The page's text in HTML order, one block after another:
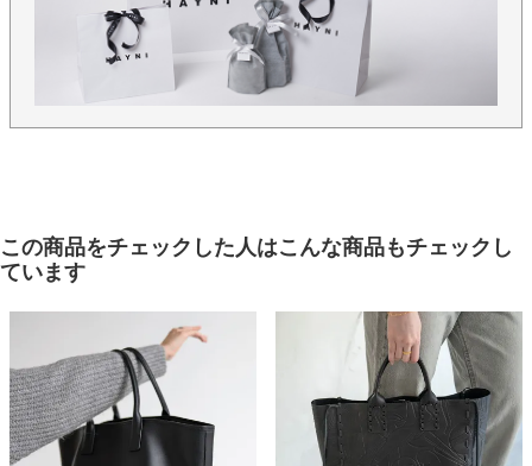
ど、より細かい部分へもこだわりました。
ブラック、グレージュ、トープ、アイボリー
お気軽にお買い物をお楽しみください。
【保存に便利な不織布付き】
保存に便利な、HAYNIロゴ入りの不織布に商品をお入れし、丁寧
に梱包してお届けいたします。
この商品をチェックした人はこんな商品もチェックし
ています